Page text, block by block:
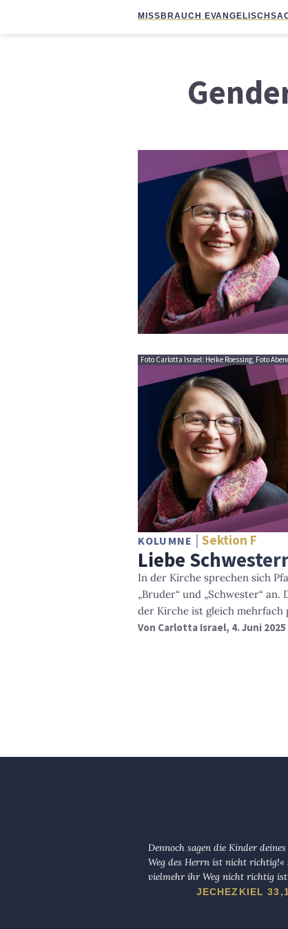
MISSBRAUCH EVANGELISCH
Foto Carlotta Israel: Heike Roessing, Foto
KOLUMNE Sektion F
Liebe
In der Kirche sprechen sich
„Bruder“ und „Schwester“
der Kirche ist gleich mehrfach
Von Carlotta Israel, 4. Juni 2025
Dennoch sagen die Kinder
Weg des Herrn ist nicht richtig!«
vielmehr ihr Weg nicht richtig
JECHEZKIEL